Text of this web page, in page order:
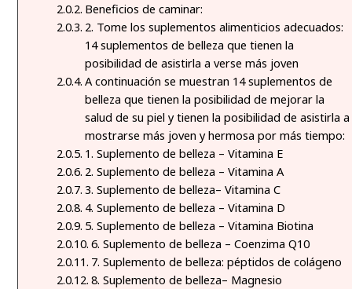
Beneficios de caminar:
2. Tome los suplementos alimenticios adecuados:
14 suplementos de belleza que tienen la
posibilidad de asistirla a verse más joven
A continuación se muestran 14 suplementos de
belleza que tienen la posibilidad de mejorar la
salud de su piel y tienen la posibilidad de asistirla a
mostrarse más joven y hermosa por más tiempo:
1. Suplemento de belleza – Vitamina E
2. Suplemento de belleza – Vitamina A
3. Suplemento de belleza– Vitamina C
4. Suplemento de belleza – Vitamina D
5. Suplemento de belleza – Vitamina Biotina
6. Suplemento de belleza – Coenzima Q10
7. Suplemento de belleza: péptidos de colágeno
8. Suplemento de belleza– Magnesio